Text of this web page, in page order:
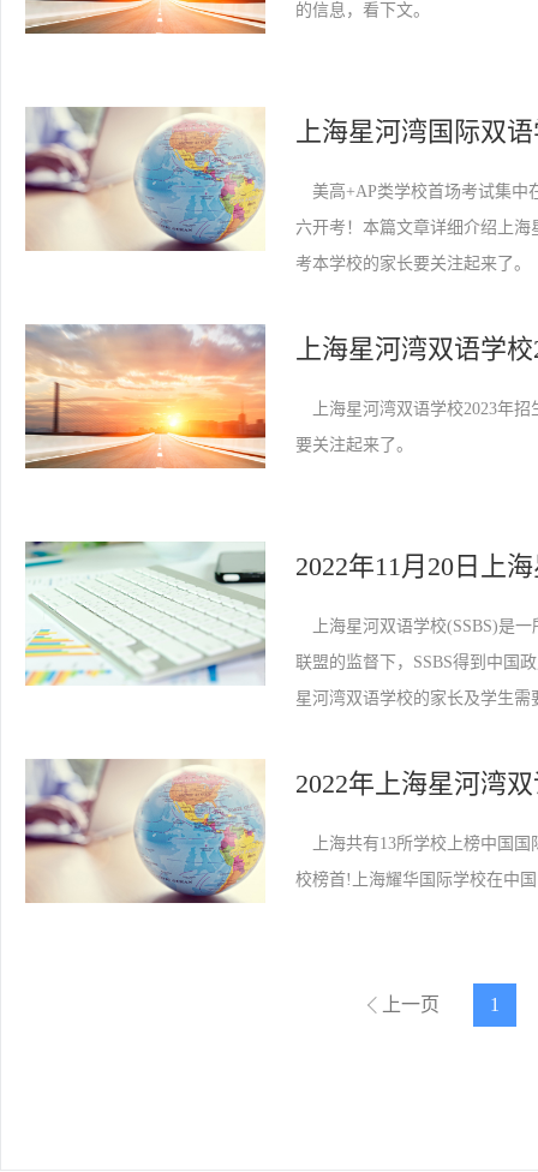
的信息，看下文。
美高+AP类学校首场考试集中
六开考！本篇文章详细介绍上海
考本学校的家长要关注起来了。
上海星河湾双语学
上海星河湾双语学校2023年招
要关注起来了。
上海星河双语学校(SSBS)是一
联盟的监督下，SSBS得到中国
星河湾双语学校的家长及学生需
2022年上海星河湾
上海共有13所学校上榜中国国
校榜首!上海耀华国际学校在中
上一页 1